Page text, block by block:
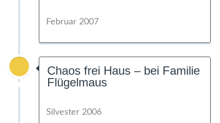
Februar 2007
Chaos frei Haus – bei Familie
Flügelmaus
Silvester 2006